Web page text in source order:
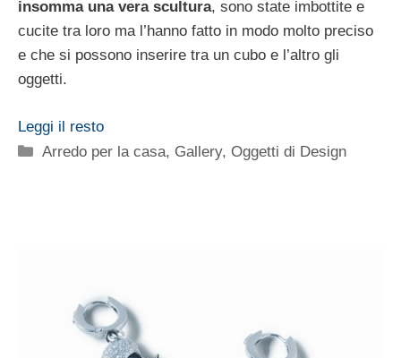
insomma una vera scultura, sono state imbottite e
cucite tra loro ma l’hanno fatto in modo molto preciso
e che si possono inserire tra un cubo e l’altro gli
oggetti.
Leggi il resto
Categorie
Arredo per la casa, Gallery,Oggetti di Design